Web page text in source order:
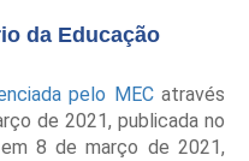
da Educação
pelo MECatravés
de 2021, publicada no
em 8 de março de 2021,